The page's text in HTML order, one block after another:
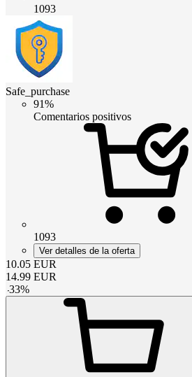
1093
Safe_purchase
91%
Comentarios positivos
1093
Ver detalles de la oferta
10.05 EUR
14.99 EUR
-33%